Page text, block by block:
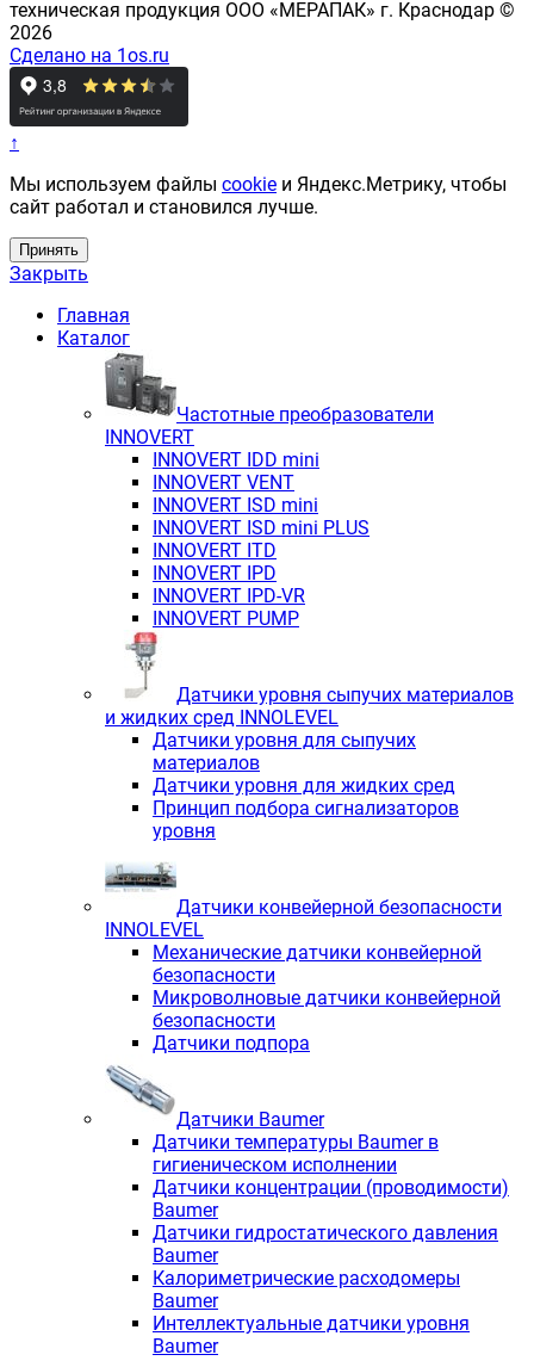
техническая продукция ООО «МЕРАПАК» г. Краснодар ©
2026
Сделано на 1os.ru
↑
Мы используем файлы cookie и Яндекс.Метрику, чтобы
сайт работал и становился лучше.
Принять
Закрыть
Главная
Каталог
Частотные преобразователи
INNOVERT
INNOVERT IDD mini
INNOVERT VENT
INNOVERT ISD mini
INNOVERT ISD mini PLUS
INNOVERT ITD
INNOVERT IРD
INNOVERT IРD-VR
INNOVERT PUMP
Датчики уровня сыпучих материалов
и жидких сред INNOLEVEL
Датчики уровня для сыпучих
материалов
Датчики уровня для жидких сред
Принцип подбора сигнализаторов
уровня
Датчики конвейерной безопасности
INNOLEVEL
Механические датчики конвейерной
безопасности
Микроволновые датчики конвейерной
безопасности
Датчики подпора
Датчики Baumer
Датчики температуры Baumer в
гигиеническом исполнении
Датчики концентрации (проводимости)
Baumer
Датчики гидростатического давления
Baumer
Калориметрические расходомеры
Baumer
Интеллектуальные датчики уровня
Baumer